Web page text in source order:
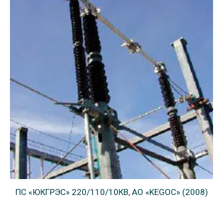
ПС «ЮКГРЭС» 220/110/10КВ, АО «KEGOC» (2008)